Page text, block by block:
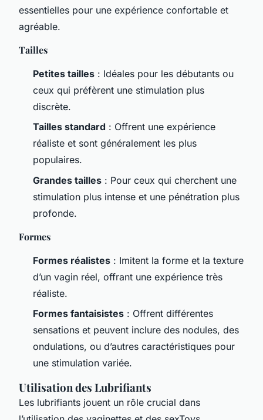
essentielles pour une expérience confortable et
agréable.
Tailles
Petites tailles : Idéales pour les débutants ou
ceux qui préfèrent une stimulation plus
discrète.
Tailles standard : Offrent une expérience
réaliste et sont généralement les plus
populaires.
Grandes tailles : Pour ceux qui cherchent une
stimulation plus intense et une pénétration plus
profonde.
Formes
Formes réalistes : Imitent la forme et la texture
d’un vagin réel, offrant une expérience très
réaliste.
Formes fantaisistes : Offrent différentes
sensations et peuvent inclure des nodules, des
ondulations, ou d’autres caractéristiques pour
une stimulation variée.
Utilisation des Lubrifiants
Les lubrifiants jouent un rôle crucial dans